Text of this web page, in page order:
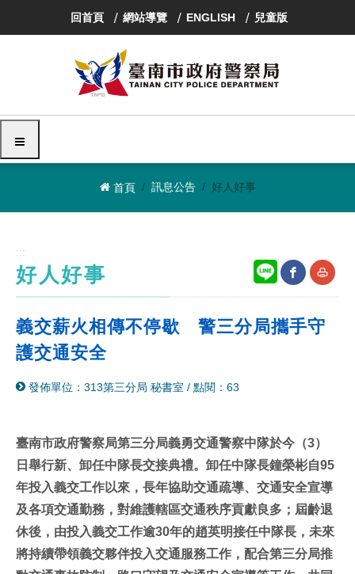
區
回首頁 網站導覽 ENGLISH 兒童版
選單
首頁 訊息公告 好人好事
:::
好人好事
網
facebook
友
義交薪火相傳不停歇 警三分局攜手守
護交通安全
發佈單位：313第三分局 秘書室 / 點閱：63
臺南市政府警察局第三分局義勇交通警察中隊於今（3）
日舉行新、卸任中隊長交接典禮。卸任中隊長鐘榮彬自95
年投入義交工作以來，長年協助交通疏導、交通安全宣導
及各項交通勤務，對維護轄區交通秩序貢獻良多；屆齡退
休後，由投入義交工作逾30年的趙英明接任中隊長，未來
將持續帶領義交夥伴投入交通服務工作，配合第三分局推